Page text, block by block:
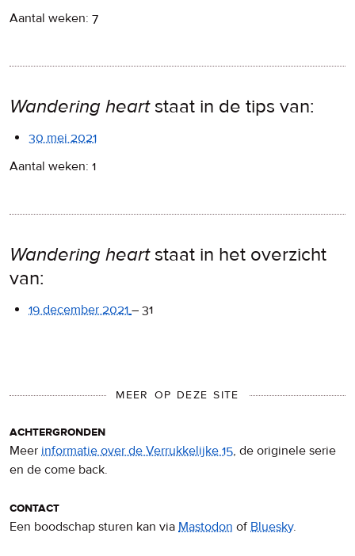
Aantal weken: 7
Wandering heartstaat in de tips van:
30 mei 2021
Aantal weken: 1
Wandering heartstaat in het overzicht
van:
19 december 2021 – 31
MEER OP DEZE SITE
achtergronden
Meer informatie over de Verrukkelijke 15, de originele serie
en de come back.
contact
Een boodschap sturen kan via Mastodon ofBluesky.